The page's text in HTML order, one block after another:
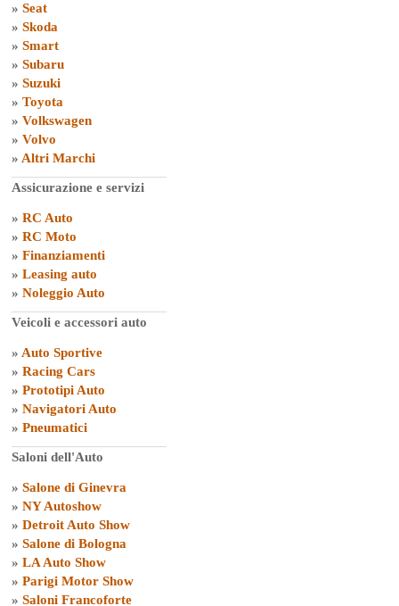
» Seat
» Skoda
» Smart
» Subaru
» Suzuki
» Toyota
» Volkswagen
» Volvo
» Altri Marchi
Assicurazione e servizi
» RC Auto
» RC Moto
» Finanziamenti
» Leasing auto
» Noleggio Auto
Veicoli e accessori auto
» Auto Sportive
» Racing Cars
» Prototipi Auto
» Navigatori Auto
» Pneumatici
Saloni dell'Auto
» Salone di Ginevra
» NY Autoshow
» Detroit Auto Show
» Salone di Bologna
» LA Auto Show
» Parigi Motor Show
» Saloni Francoforte